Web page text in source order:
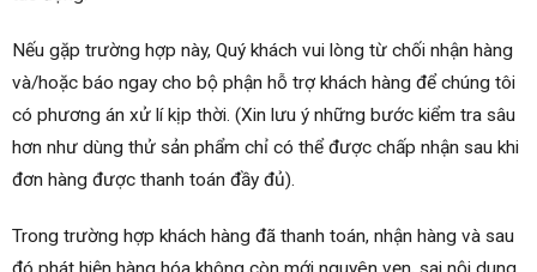
Nếu gặp trường hợp này, Quý khách vui lòng từ chối nhận hàng
và/hoặc báo ngay cho bộ phận hỗ trợ khách hàng để chúng tôi
có phương án xử lí kịp thời. (Xin lưu ý những bước kiểm tra sâu
hơn như dùng thử sản phẩm chỉ có thể được chấp nhận sau khi
đơn hàng được thanh toán đầy đủ).
Trong trường hợp khách hàng đã thanh toán, nhận hàng và sau